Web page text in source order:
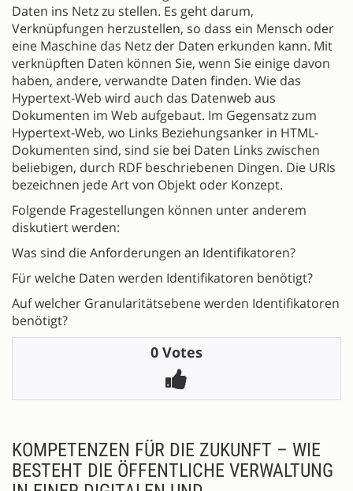
Daten ins Netz zu stellen. Es geht darum,
Verknüpfungen herzustellen, so dass ein Mensch oder
eine Maschine das Netz der Daten erkunden kann. Mit
verknüpften Daten können Sie, wenn Sie einige davon
haben, andere, verwandte Daten finden. Wie das
Hypertext-Web wird auch das Datenweb aus
Dokumenten im Web aufgebaut. Im Gegensatz zum
Hypertext-Web, wo Links Beziehungsanker in HTML-
Dokumenten sind, sind sie bei Daten Links zwischen
beliebigen, durch RDF beschriebenen Dingen. Die URIs
bezeichnen jede Art von Objekt oder Konzept.
Folgende Fragestellungen können unter anderem
diskutiert werden:
Was sind die Anforderungen an Identifikatoren?
Für welche Daten werden Identifikatoren benötigt?
Auf welcher Granularitätsebene werden Identifikatoren
benötigt?
0 Votes
KOMPETENZEN FÜR DIE ZUKUNFT – WIE
BESTEHT DIE ÖFFENTLICHE VERWALTUNG